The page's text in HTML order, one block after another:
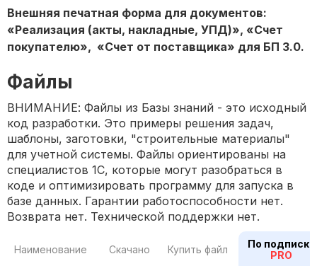
Внешняя печатная форма для документов:
«Реализация (акты, накладные, УПД)», «Счет
покупателю», «Счет от поставщика» для БП 3.0.
Файлы
ВНИМАНИЕ: Файлы из Базы знаний - это исходный
код разработки. Это примеры решения задач,
шаблоны, заготовки, "строительные материалы"
для учетной системы. Файлы ориентированы на
специалистов 1С, которые могут разобраться в
коде и оптимизировать программу для запуска в
базе данных. Гарантии работоспособности нет.
Возврата нет. Технической поддержки нет.
Наименование Скачано Купить файл
По подписке
PRO